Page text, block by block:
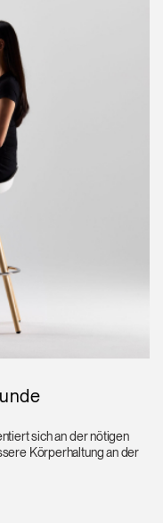
sich an der nötigen
Körperhaltung an der